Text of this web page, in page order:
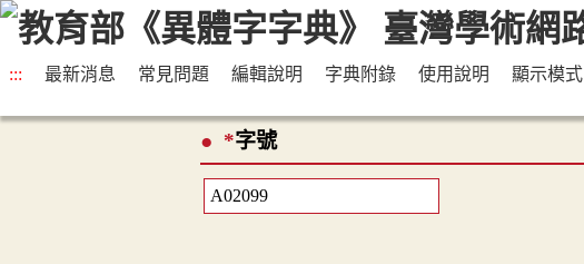
::: 最新消息 常見問題 編輯說明 字典附錄 使用說明 顯示模式
*字號